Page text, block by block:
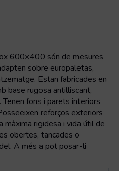
600×400 són de mesures
sobre europaletas,
Estan fabricades en
base rugosa antilliscant,
Tenen fons i parets interiors
reforços exteriors
màxima rigidesa i vida útil de
obertes, tancades o
A més a pot posar-li